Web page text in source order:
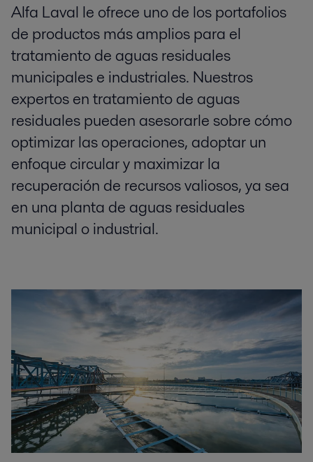
Alfa Laval le ofrece uno de los portafolios
de productos más amplios para el
tratamiento de aguas residuales
municipales e industriales. Nuestros
expertos en tratamiento de aguas
residuales pueden asesorarle sobre cómo
optimizar las operaciones, adoptar un
enfoque circular y maximizar la
recuperación de recursos valiosos, ya sea
en una planta de aguas residuales
municipal o industrial.